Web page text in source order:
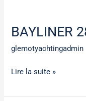
BAYLINER
glemotyachtingadmin
SB
Lire la suite »